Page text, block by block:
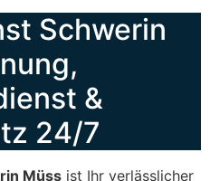
Schwerin
&
24/7
Müss ist Ihr verlässlicher